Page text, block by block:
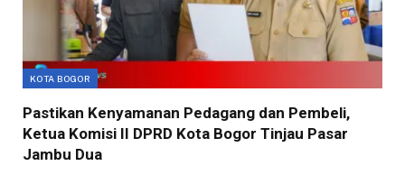
KOTA BOGOR
Pastikan Kenyamanan Pedagang dan Pembeli,
Ketua Komisi II DPRD Kota Bogor Tinjau Pasar
Jambu Dua